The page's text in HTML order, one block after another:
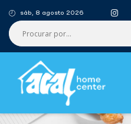
sáb, 8 agosto 2026